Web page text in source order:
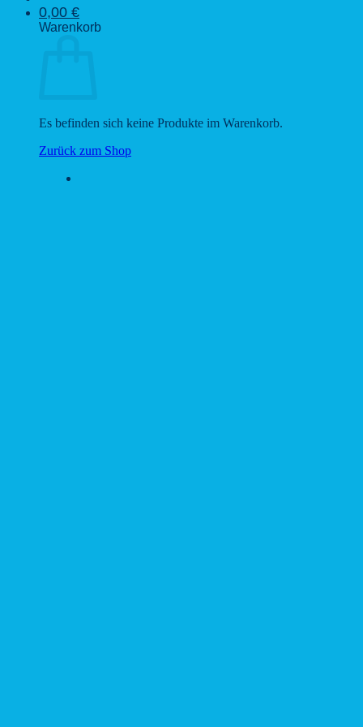
0,00 €
Warenkorb
Es befinden sich keine Produkte im Warenkorb.
Zurück zum Shop